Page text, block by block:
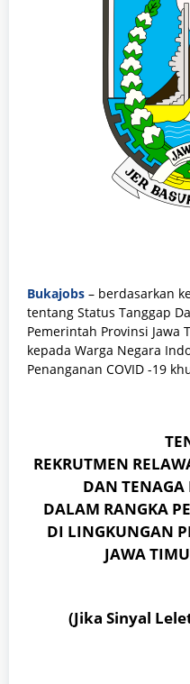
Bukajobs – berdasarkan
tentang Status Tanggap
Pemerintah Provinsi Jawa
kepada Warga Negara
Penanganan COVID -19
REKRUTMEN
DAN TENAGA
DALAM RANGKA
DI LINGKUNGAN
JAWA
(Jika Sinyal